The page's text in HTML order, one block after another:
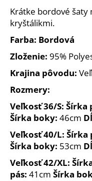
Krátke bordové šaty
kryštálikmi.
Farba: Bordová
Zloženie: 95%
Krajina pôvodu:
Rozmery:
Veľkosť 36/S: Šírka
Šírka boky: 46cm
Veľkosť 40/L: Šírka
Šírka boky: 53cm
Veľkosť 42/XL:
pás: 41cm Šírka
r
ú
č
a
m
e